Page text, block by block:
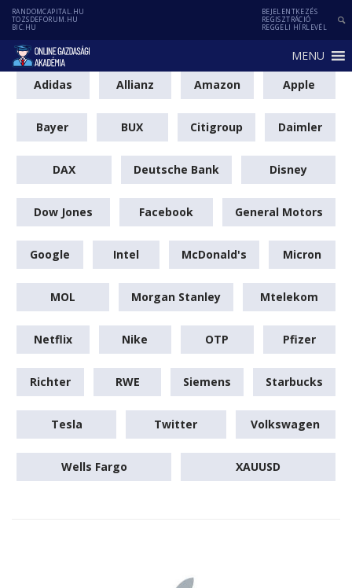
RANDOMCAPITAL.HU
TOZSDEFORUM.HU
BIC.HU
BEJELENTKEZÉS
REGISZTRÁCIÓ
REGGELI HÍRLEVÉL
MENU
Adidas
Allianz Amazon Apple
Bayer BUX Citigroup Daimler
DAX Deutsche Bank Disney
Dow Jones Facebook General Motors
Google Intel McDonald's Micron
MOL Morgan Stanley Mtelekom
Netflix Nike OTP Pfizer
Richter RWE Siemens Starbucks
Tesla Twitter Volkswagen
Wells Fargo XAUUSD